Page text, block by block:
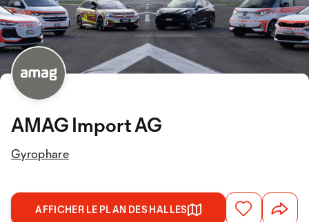
AMAG Import AG
Gyrophare
AFFICHER LE PLAN DES HALLES